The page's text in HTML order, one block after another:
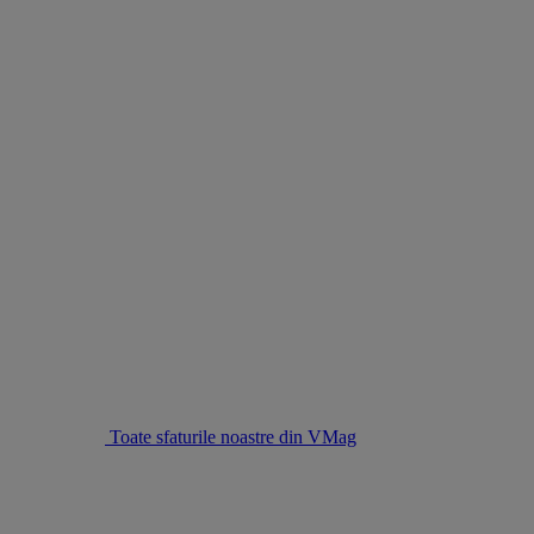
Toate sfaturile noastre din VMag